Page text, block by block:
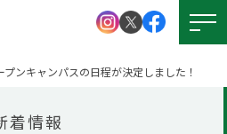
ンキャンパスの日程が決定しました！
着情報